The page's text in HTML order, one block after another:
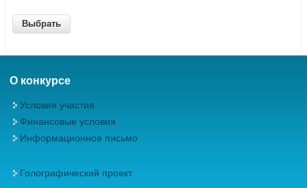
О конкурсе
Условия участия
Финансовые условия
Информационное письмо
Голографический проект